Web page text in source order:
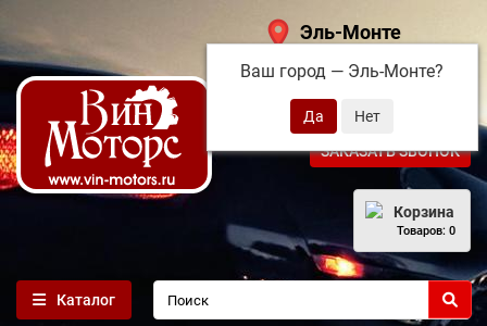
Эль-Монте
Ваш город — Эль-Монте?
+7 (495) 108-68-71
ЗАКАЗАТЬ ЗВОНОК
Корзина
Товаров: 0
Каталог